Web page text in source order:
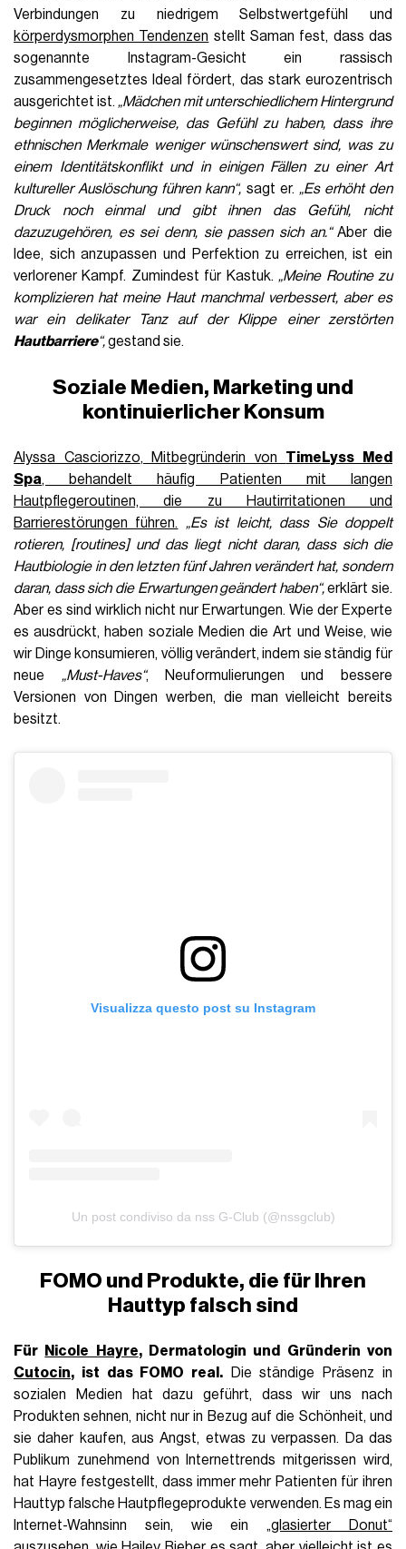
Verbindungen zu niedrigem Selbstwertgefühl und
körperdysmorphen Tendenzen stellt Saman fest, dass das
sogenannte Instagram-Gesicht ein rassisch
zusammengesetztes Ideal fördert, das stark eurozentrisch
ausgerichtet ist. „Mädchen mit unterschiedlichem Hintergrund
beginnen möglicherweise, das Gefühl zu haben, dass ihre
ethnischen Merkmale weniger wünschenswert sind, was zu
einem Identitätskonflikt und in einigen Fällen zu einer Art
kultureller Auslöschung führen kann“, sagt er. „Es erhöht den
Druck noch einmal und gibt ihnen das Gefühl, nicht
dazuzugehören, es sei denn, sie passen sich an.“Aber die
Idee, sich anzupassen und Perfektion zu erreichen, ist ein
verlorener Kampf. Zumindest für Kastuk. „Meine Routine zu
komplizieren hat meine Haut manchmal verbessert, aber es
war ein delikater Tanz auf der Klippe einer zerstörten
Hautbarriere“,gestand sie.
Soziale Medien, Marketing und
kontinuierlicher Konsum
Alyssa Casciorizzo, Mitbegründerin von TimeLyss Med
Spa, behandelt häufig Patienten mit langen
Hautpflegeroutinen, die zu Hautirritationen und
Barrierestörungen führen.
„Es ist leicht, dass Sie doppelt
rotieren, [routines] und das liegt nicht daran, dass sich die
Hautbiologie in den letzten fünf Jahren verändert hat, sondern
daran, dass sich die Erwartungen geändert haben“,erklärt sie.
Aber es sind wirklich nicht nur Erwartungen. Wie der Experte
es ausdrückt, haben soziale Medien die Art und Weise, wie
wir Dinge konsumieren, völlig verändert, indem sie ständig für
neue „Must-Haves“, Neuformulierungen und bessere
Versionen von Dingen werben, die man vielleicht bereits
besitzt.
Visualizza questo post su Instagram
Un post condiviso da nss G-Club (@nssgclub)
FOMO und Produkte, die für Ihren
Hauttyp falsch sind
Für Nicole Hayre, Dermatologin und Gründerin von
Cutocin, ist das FOMO real. Die ständige Präsenz in
sozialen Medien hat dazu geführt, dass wir uns nach
Produkten sehnen, nicht nur in Bezug auf die Schönheit, und
sie daher kaufen, aus Angst, etwas zu verpassen. Da das
Publikum zunehmend von Internettrends mitgerissen wird,
hat Hayre festgestellt, dass immer mehr Patienten für ihren
Hauttyp falsche Hautpflegeprodukte verwenden. Es mag ein
Internet-Wahnsinn sein, wie ein „glasierter Donut“